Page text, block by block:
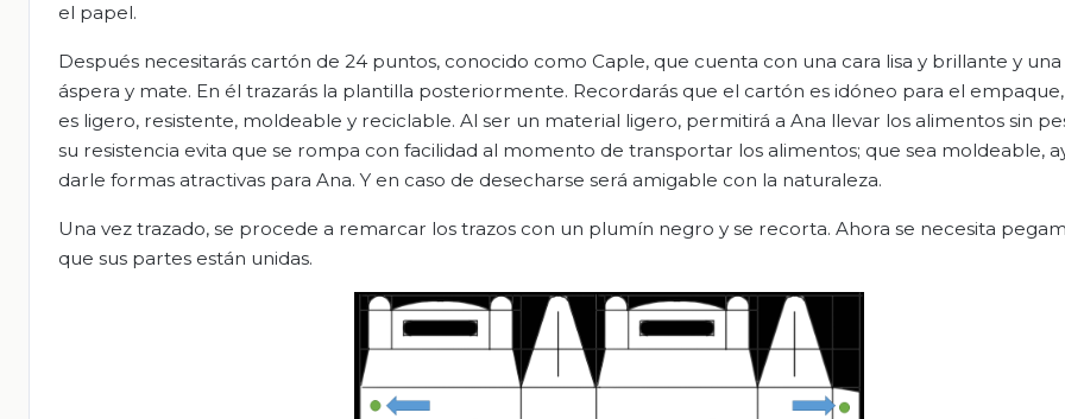
el papel.
Después necesitarás cartón de 24 puntos, conocido como Caple, que cuenta con una cara lisa y brillante y una
áspera y mate. En él trazarás la plantilla posteriormente. Recordarás que el cartón es idóneo para el
es ligero, resistente, moldeable y reciclable. Al ser un material ligero, permitirá a Ana llevar los alimentos sin
su resistencia evita que se rompa con facilidad al momento de transportar los alimentos; que sea moldeable,
darle formas atractivas para Ana. Y en caso de desecharse será amigable con la naturaleza.
Una vez trazado, se procede a remarcar los trazos con un plumín negro y se recorta. Ahora se necesita
que sus partes están unidas.